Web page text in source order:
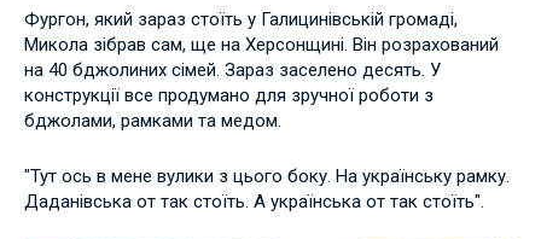
Фургон, який зараз стоїть у Галицинівській громаді,
Микола зібрав сам, ще на Херсонщині. Він розрахований
на 40 бджолиних сімей. Зараз заселено десять. У
конструкції все продумано для зручної роботи з
бджолами, рамками та медом.
"Тут ось в мене вулики з цього боку. На українську рамку.
Даданівська от так стоїть. А українська от так стоїть".